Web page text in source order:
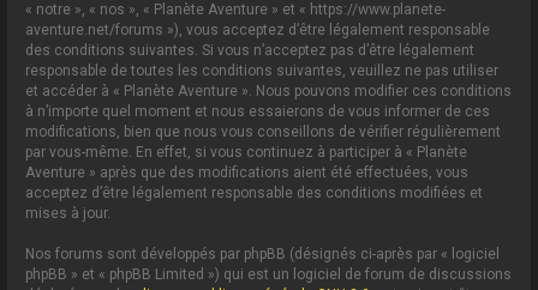
« notre », « nos », « Planète Aventure » et « https://www.planete-
aventure.net/forums »), vous acceptez d’être légalement responsable
des conditions suivantes. Si vous n’acceptez pas d’être légalement
responsable de toutes les conditions suivantes, veuillez ne pas utiliser
et accéder à « Planète Aventure ». Nous pouvons modifier ces conditions
à n’importe quel moment et nous essaierons de vous informer de ces
modifications, bien que nous vous conseillons de vérifier régulièrement
par vous-même. En effet, si vous continuez à participer à « Planète
Aventure » après que des modifications aient été effectuées, vous
acceptez d’être légalement responsable des conditions modifiées et
mises à jour.
Nos forums sont développés par phpBB (désignés ci-après par « logiciel
phpBB » et « phpBB Limited ») qui est un logiciel de forum de discussions